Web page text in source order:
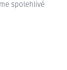
spolehlivé